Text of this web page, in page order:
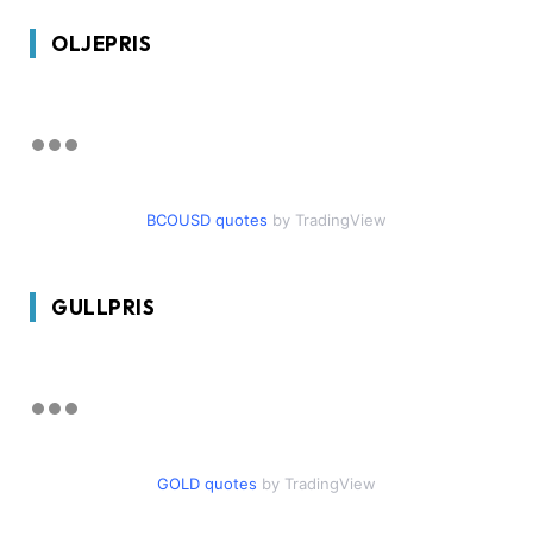
OLJEPRIS
BCOUSD quotes by TradingView
GULLPRIS
GOLD quotes by TradingView